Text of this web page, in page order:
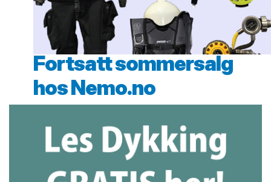
Fortsatt sommersalg
hos Nemo.no